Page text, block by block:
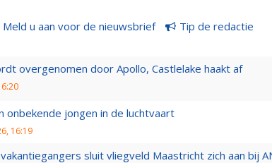
Meld u aan voor de nieuwsbrief Tip de redactie
overgenomen door Apollo, Castlelake haakt af
onbekende jongen in de luchtvaart
16:19
sluit vliegveld Maastricht zich aan bij